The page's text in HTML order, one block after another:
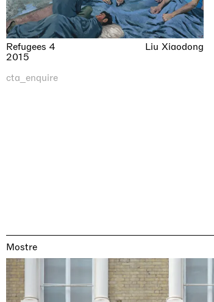
Refugees 4
2015
Liu Xiaodong
cta_enquire
Mostre